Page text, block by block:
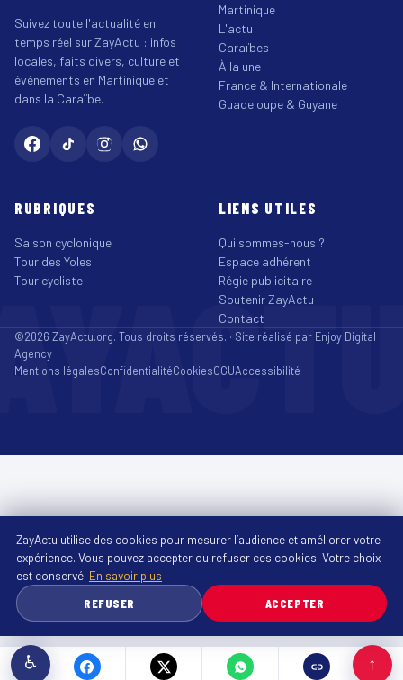
Suivez toute l'actualité en
temps réel sur ZayActu : infos
locales, faits divers, culture et
événements en Martinique et
dans la Caraïbe.
Martinique
L'actu
Caraïbes
À la une
France & Internationale
Guadeloupe & Guyane
RUBRIQUES
Saison cyclonique
Tour des Yoles
Tour cycliste
LIENS UTILES
Qui sommes-nous ?
Espace adhérent
Régie publicitaire
Soutenir ZayActu
Contact
©2026 ZayActu.org. Tous droits réservés. · Site réalisé par Enjoy Digital
Agency
Mentions légalesConfidentialitéCookiesCGUAccessibilité
♿ ↑
ZayActu utilise des cookies pour mesurer l’audience et améliorer votre
expérience. Vous pouvez accepter ou refuser ces cookies. Votre choix
est conservé. En savoir plus
REFUSER
ACCEPTER